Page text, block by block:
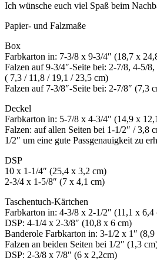
Ich wünsche euch viel Spaß beim
Papier- und Falzmaße
Box
Farbkarton in: 7-3/8 x 9-3/4″ (18,7 x
Falzen auf 9-3/4″-Seite bei: 2-7/8, 4-5/
( 7,3 / 11,8 / 19,1 / 23,5 cm)
Falzen auf 7-3/8″-Seite bei: 2-7/8″ (7,3
Deckel
Farbkarton in: 5-7/8 x 4-3/4″ (14,9 x
Falzen: auf allen Seiten bei 1-1/2″ / 3,8
1/2″ um eine gute Passgenauigkeit zu
DSP
10 x 1-1/4″ (25,4 x 3,2 cm)
2-3/4 x 1-5/8″ (7 x 4,1 cm)
Taschentuch-Kärtchen
Farbkarton in: 4-3/8 x 2-1/2″ (11,1 x 6,4
DSP: 4-1/4 x 2-3/8″ (10,8 x 6 cm)
Banderole Farbkarton in: 3-1/2 x 1″
Falzen an beiden Seiten bei 1/2″ (1,3
DSP: 2-3/8 x 7/8″ (6 x 2,2cm)